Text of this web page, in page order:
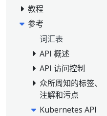
教程
参考
词汇表
API 概述
API 访问控制
众所周知的标签、
注解和污点
Kubernetes API